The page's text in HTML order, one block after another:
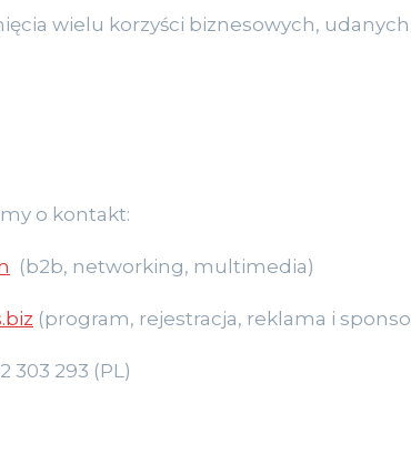
wielu korzyści biznesowych,
o kontakt:
(b2b, networking, multimedia)
(program, rejestracja, reklama i
303 293 (PL)